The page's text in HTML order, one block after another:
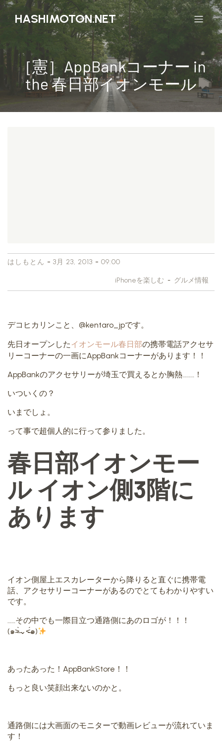
HASHIMOTON.NET
［憲］AppBankコーナー in
the 春日部イオンモール
はしもとん - 3月 23, 2013 - 09:00
iPhoneを楽しむ - グルメ情報
デコヒカリンこと、@kentaro_jpです。
先日オープンしたイオンモール春日部の携帯電話アクセサ
リーコーナーの一画にAppBankコーナーがあります！！
AppBankのアクセサリーが埼玉で買えるとか胸熱………！
いついくの？
いまでしょ。
って事で超個人的に行って参りました。
春日部イオンモー
ル イオン側3階に
あります
イオン側屋上エスカレーターから降りると直ぐに携帯電
話、アクセサリーコーナーがあるのでとてもわかりやすい
です。
……その中でも一際目立つ通路側にあのロゴが！！！
(๑˃̶̀⌄˂̶́๑)
あったあった！AppBankStore！！
もっと良い笑顔出来ないのかと。
通路側には大画面のモニターで動画レビューが流れていま
す！